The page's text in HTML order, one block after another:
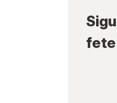
fete